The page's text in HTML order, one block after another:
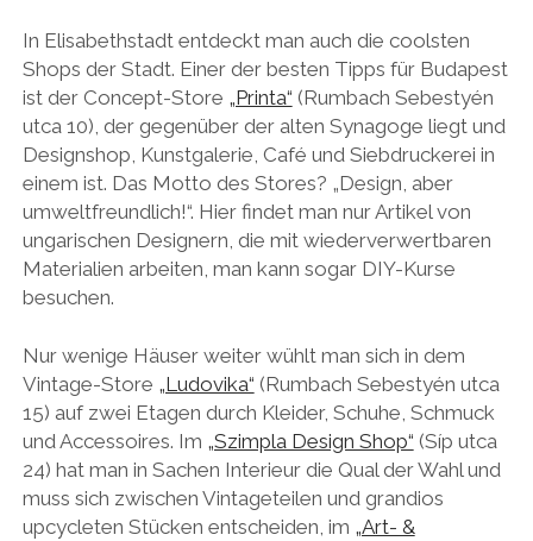
In Elisabethstadt entdeckt man auch die coolsten
Shops der Stadt. Einer der besten Tipps für Budapest
ist der Concept-Store „Printa“ (Rumbach Sebestyén
utca 10), der gegenüber der alten Synagoge liegt und
Designshop, Kunstgalerie, Café und Siebdruckerei in
einem ist. Das Motto des Stores? „Design, aber
umweltfreundlich!“. Hier findet man nur Artikel von
ungarischen Designern, die mit wiederverwertbaren
Materialien arbeiten, man kann sogar DIY-Kurse
besuchen.
Nur wenige Häuser weiter wühlt man sich in dem
Vintage-Store „Ludovika“ (Rumbach Sebestyén utca
15) auf zwei Etagen durch Kleider, Schuhe, Schmuck
und Accessoires. Im „Szimpla Design Shop“ (Síp utca
24) hat man in Sachen Interieur die Qual der Wahl und
muss sich zwischen Vintageteilen und grandios
upcycleten Stücken entscheiden, im „Art- &